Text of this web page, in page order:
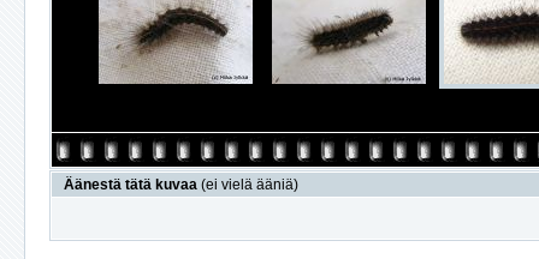
Äänestä tätä kuvaa (ei vielä ääniä)